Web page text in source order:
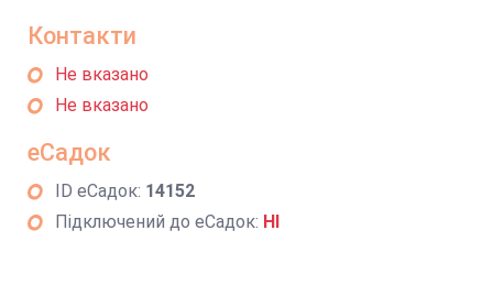
Контакти
Не вказано
Не вказано
еСадок
ID еСадок: 14152
Підключений до еСадок: НІ